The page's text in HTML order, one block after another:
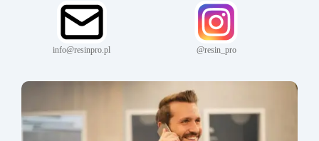
info@resinpro.pl @resin_pro